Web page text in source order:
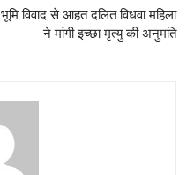
भूमि विवाद से आहत दलित विधवा महिला
ने मांगी इच्छा मृत्यु की अनुमति